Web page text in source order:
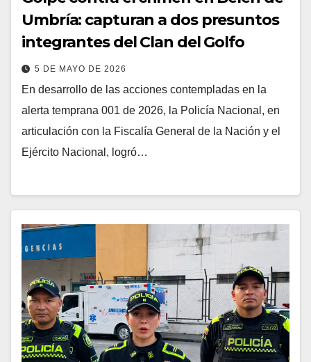
Umbría: capturan a dos presuntos
integrantes del Clan del Golfo
5 DE MAYO DE 2026
En desarrollo de las acciones contempladas en la
alerta temprana 001 de 2026, la Policía Nacional, en
articulación con la Fiscalía General de la Nación y el
Ejército Nacional, logró…